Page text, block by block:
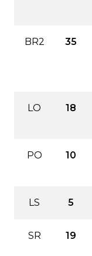
BR2 35
LO 18
PO 10
LS 5
SR 19